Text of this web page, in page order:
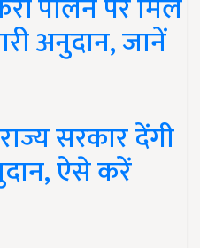
अनुदान, जानें
सरकार देंगी
ऐसे करें